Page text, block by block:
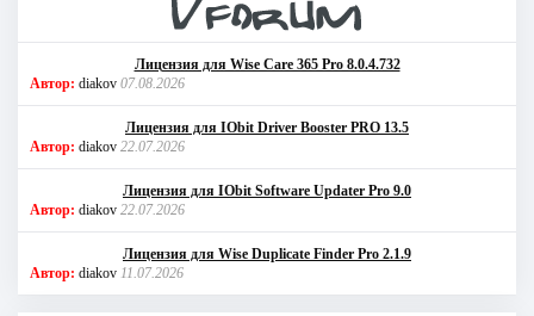
Лицензия для Wise Care 365 Pro 8.0.4.732
Автор: diakov 07.08.2026
Лицензия для IObit Driver Booster PRO 13.5
Автор: diakov 22.07.2026
Лицензия для IObit Software Updater Pro 9.0
Автор: diakov 22.07.2026
Лицензия для Wise Duplicate Finder Pro 2.1.9
Автор: diakov 11.07.2026